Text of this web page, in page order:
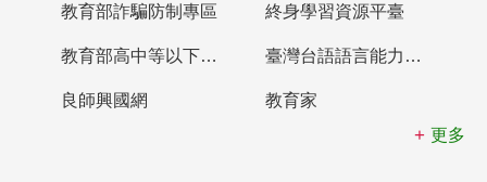
教育部詐騙防制專區 終身學習資源平臺
教育部高中等以下學校及幼兒園教師資格檢定考試 臺灣台語語言能力認證網站
良師興國網
教育家
更多